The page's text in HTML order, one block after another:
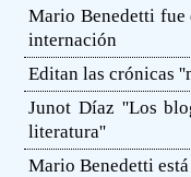
Mario Benedetti fue
internación
Editan las crónicas
Junot Díaz ''Los
literatura''
Mario Benedetti